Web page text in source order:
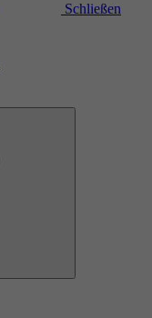
Schließen